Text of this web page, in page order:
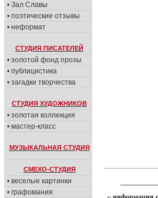
• Зал Славы
• поэтические отзывы
• неформат
СТУДИЯ ПИСАТЕЛЕЙ
• золотой фонд прозы
• публицистика
• загадки творчества
СТУДИЯ ХУДОЖНИКОВ
• золотая коллекция
• мастер-класс
МУЗЫКАЛЬНАЯ СТУДИЯ
СМЕХО-СТУДИЯ
• веселые картинки
• графомания